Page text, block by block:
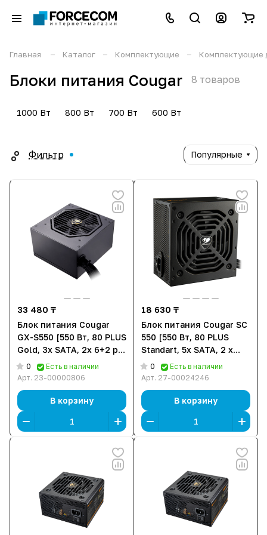
Главная – Каталог – Комплектующие – Комплектующие
Блоки питания Cougar 8 товаров
1000 Вт 800 Вт 700 Вт 600 Вт
Фильтр Популярные
33 480 ₸
Блок питания Cougar
GX-S550 [550 Вт, 80 PLUS
Gold, 3x SATA, 2x 6+2 pin
PCIe, 1x 4+4 pin CPU]
0
Есть в наличии
Арт. 23-00000806
В корзину
18 630 ₸
Блок питания Cougar SC
550 [550 Вт, 80 PLUS
Standart, 5x SATA, 2 x
6+2 pin PCIe, 1x 4+4 pin
CPU, ATX]
0
Есть в наличии
Арт. 27-00024246
В корзину